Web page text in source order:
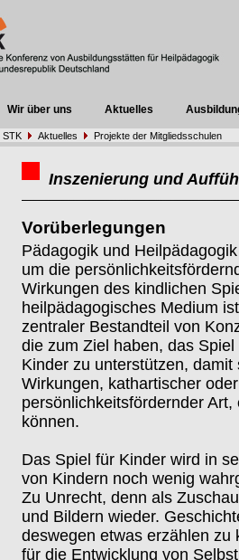
Wir über uns Aktuelles
STK Aktuelles Projekte der Mitgliedsschulen
Inszenierung und
Vorüberlegungen
Pädagogik und
um die
Wirkungen des kindlichen
heilpädagogisches Medium
zentraler Bestandteil von
die zum Ziel haben, das Spiel
Kinder zu unterstützen, damit
Wirkungen, kathartischer oder
persönlichkeitsfördernder Art,
können.
Das Spiel für Kinder wird in
von Kindern noch wenig
Zu Unrecht, denn als
und Bildern wieder.
deswegen etwas erzählen zu
für die Entwicklung von